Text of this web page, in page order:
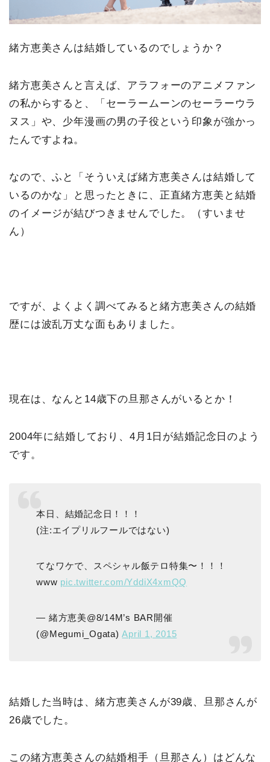
緒方恵美さんは結婚しているのでしょうか？
緒方恵美さんと言えば、アラフォーのアニメファン
の私からすると、「セーラームーンのセーラーウラ
ヌス」や、少年漫画の男の子役という印象が強かっ
たんですよね。
なので、ふと「そういえば緒方恵美さんは結婚して
いるのかな」と思ったときに、正直緒方恵美と結婚
のイメージが結びつきませんでした。（すいませ
ん）
ですが、よくよく調べてみると緒方恵美さんの結婚
歴には波乱万丈な面もありました。
現在は、なんと14歳下の旦那さんがいるとか！
2004年に結婚しており、4月1日が結婚記念日のよう
です。
本日、結婚記念日！！！
(注:エイプリルフールではない)
てなワケで、スペシャル飯テロ特集〜！！！
www pic.twitter.com/YddiX4xmQQ
— 緒方恵美@8/14M’s BAR開催
(@Megumi_Ogata)April 1, 2015
結婚した当時は、緒方恵美さんが39歳、旦那さんが
26歳でした。
この緒方恵美さんの結婚相手（旦那さん）はどんな